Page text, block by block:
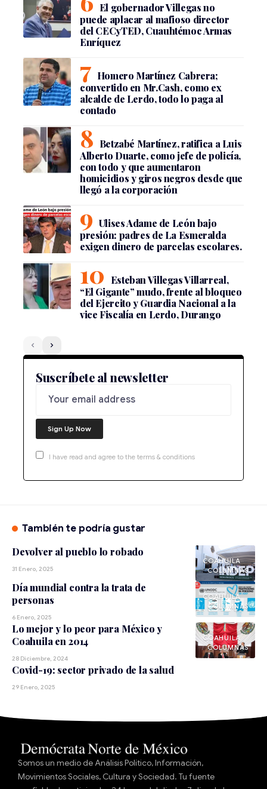
El gobernador Villegas no
puede aplacar al mafioso director
del CECyTED, Cuauhtémoc Armas
Enríquez
Homero Martínez Cabrera;
convertido en Mr.Cash, como ex
alcalde de Lerdo, todo lo paga al
contado
Betzabé Martínez, ratifica a Luis
Alberto Duarte, como jefe de policía,
con todo y que aumentaron
homicidios y giros negros desde que
llegó a la corporación
Ulises Adame de León bajo
presión: padres de La Esmeralda
exigen dinero de parcelas escolares.
Esteban Villegas Villarreal,
“El Gigante” mudo, frente al bloqueo
del Ejercito y Guardia Nacional a la
vice Fiscalía en Lerdo, Durango
Suscríbete al newsletter
I have read and agree to the terms & conditions
También te podría gustar
COAHUILA
COLUMNAS‏
Devolver al pueblo lo robado
31 Enero, 2025
COAHUILA
COLUMNAS‏
Día mundial contra la trata de
personas
6 Enero, 2025
COAHUILA
COLUMNAS‏
Lo mejor y lo peor para México y
Coahuila en 2014
28 Diciembre, 2024
Covid-19: sector privado de la salud
29 Enero, 2025
Somos un medio de Análisis Político, Información,
Movimientos Sociales, Cultura y Sociedad. Tu fuente